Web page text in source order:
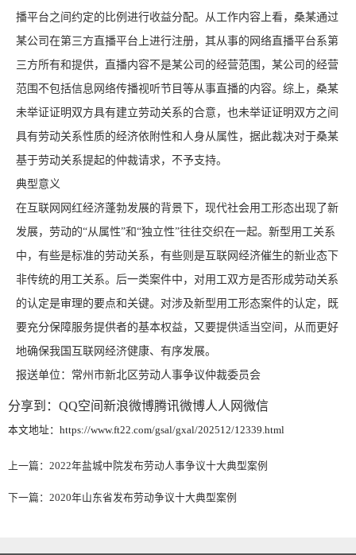
播平台之间约定的比例进行收益分配。从工作内容上看，桑某通过
某公司在第三方直播平台上进行注册，其从事的网络直播平台系第
三方所有和提供，直播内容不是某公司的经营范围，某公司的经营
范围不包括信息网络传播视听节目等从事直播的内容。综上，桑某
未举证证明双方具有建立劳动关系的合意，也未举证证明双方之间
具有劳动关系性质的经济依附性和人身从属性，据此裁决对于桑某
基于劳动关系提起的仲裁请求，不予支持。
典型意义
在互联网网红经济蓬勃发展的背景下，现代社会用工形态出现了新
发展，劳动的“从属性”和“独立性”往往交织在一起。新型用工关系
中，有些是标准的劳动关系，有些则是互联网经济催生的新业态下
非传统的用工关系。后一类案件中，对用工双方是否形成劳动关系
的认定是审理的要点和关键。对涉及新型用工形态案件的认定，既
要充分保障服务提供者的基本权益，又要提供适当空间，从而更好
地确保我国互联网经济健康、有序发展。
报送单位：常州市新北区劳动人事争议仲裁委员会
分享到： QQ空间新浪微博腾讯微博人人网微信
本文地址：https://www.ft22.com/gsal/gxal/202512/12339.html
上一篇： 2022年盐城中院发布劳动人事争议十大典型案例
下一篇： 2020年山东省发布劳动争议十大典型案例